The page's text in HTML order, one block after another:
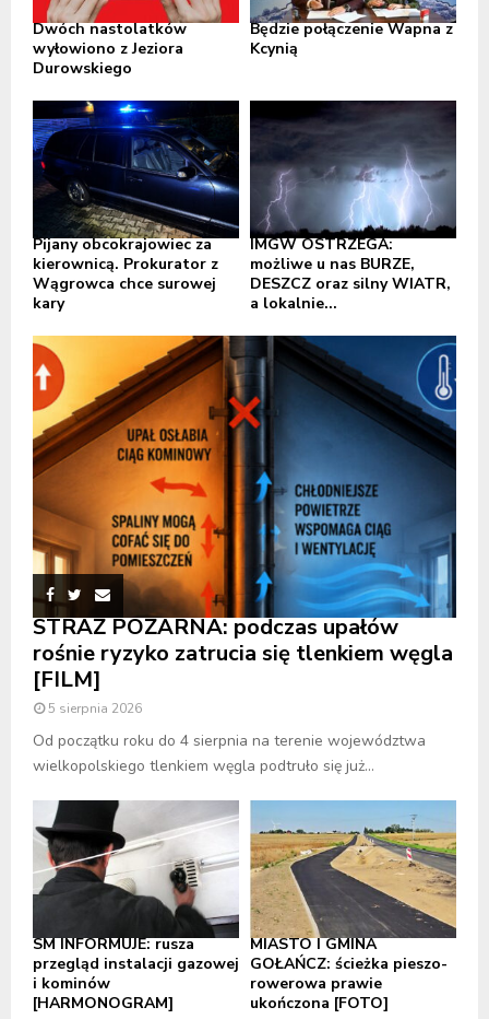
Dwóch nastolatków
wyłowiono z Jeziora
Durowskiego
Będzie połączenie Wapna z
Kcynią
Pijany obcokrajowiec za
kierownicą. Prokurator z
Wągrowca chce surowej
kary
IMGW OSTRZEGA:
możliwe u nas BURZE,
DESZCZ oraz silny WIATR,
a lokalnie...
STRAŻ POŻARNA: podczas upałów
rośnie ryzyko zatrucia się tlenkiem węgla
[FILM]
5 sierpnia 2026
Od początku roku do 4 sierpnia na terenie województwa
wielkopolskiego tlenkiem węgla podtruło się już...
SM INFORMUJE: rusza
przegląd instalacji gazowej
i kominów
[HARMONOGRAM]
MIASTO I GMINA
GOŁAŃCZ: ścieżka pieszo-
rowerowa prawie
ukończona [FOTO]